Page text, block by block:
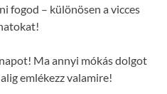
fogod – különösen a vicces
Ma annyi mókás dolgot
emlékezz valamire!